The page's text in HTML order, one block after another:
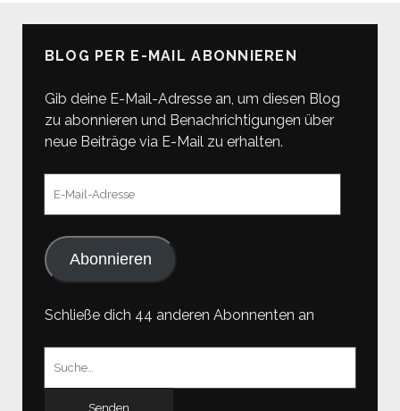
BLOG PER E-MAIL ABONNIEREN
Gib deine E-Mail-Adresse an, um diesen Blog
zu abonnieren und Benachrichtigungen über
neue Beiträge via E-Mail zu erhalten.
Abonnieren
Schließe dich 44 anderen Abonnenten an